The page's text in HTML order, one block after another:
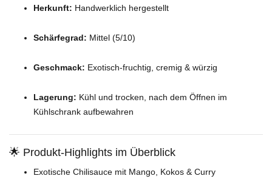
Herkunft: Handwerklich hergestellt
Schärfegrad: Mittel (5/10)
Geschmack: Exotisch-fruchtig, cremig & würzig
Lagerung: Kühl und trocken, nach dem Öffnen im
Kühlschrank aufbewahren
🌟 Produkt-Highlights im Überblick
Exotische Chilisauce mit Mango, Kokos & Curry